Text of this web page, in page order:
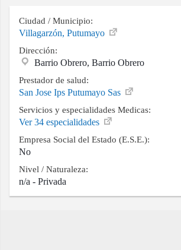
Ciudades
Buscar
Contacto
Ciudad / Municipio:
Villagarzón, Putumayo
Dirección:
Barrio Obrero, Barrio Obrero
Prestador de salud:
San Jose Ips Putumayo Sas
Servicios y especialidades Medicas:
Ver 34 especialidades
Empresa Social del Estado (E.S.E.):
No
Nivel / Naturaleza:
n/a - Privada